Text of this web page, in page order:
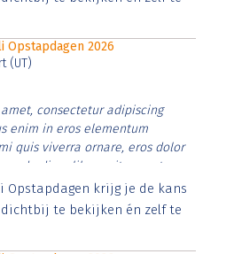
Opstapdagen 2026
(UT)
consectetur adipiscing
enim in eros elementum
quis viverra ornare, eros dolor
diam libero vitae erat.
justo cursus id rutrum lorem
vitae risus tristique posuere.
Opstapdagen krijg je de kans
dichtbij te bekijken én zelf te